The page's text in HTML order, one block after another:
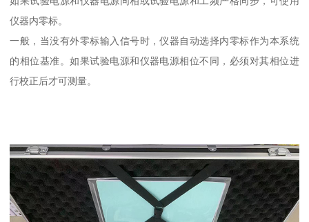
仪器内零标。
一般，当没有外零标输入信号时，仪器自动选择内零标作为本系统
的相位基准。如果试验电源和仪器电源相位不同，必须对其相位进
行校正后才可测量。